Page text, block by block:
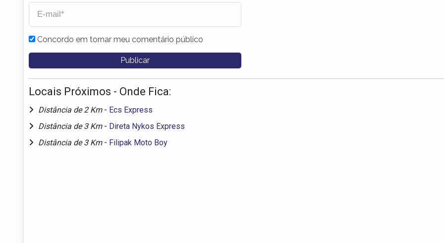
Concordo em tornar meu comentário público
Locais Próximos - Onde Fica:
Distância de 2 Km - Ecs Express
Distância de 3 Km - Direta Nykos Express
Distância de 3 Km - Filipak Moto Boy